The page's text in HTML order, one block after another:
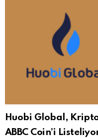
Huobi Global,
ABBC Coin’i